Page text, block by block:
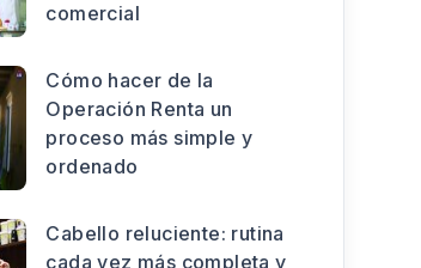
comercial
Cómo hacer de la
Operación Renta un
proceso más simple y
ordenado
Cabello reluciente: rutina
cada vez más completa y